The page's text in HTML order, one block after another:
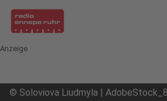
Anzeige
© Soloviova Liudmyla |